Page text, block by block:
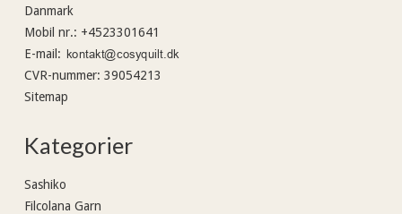
Danmark
Mobil nr.: +4523301641
E-mail :
CVR-nummer: 39054213
Sitemap
Kategorier
Sashiko
Filcolana Garn